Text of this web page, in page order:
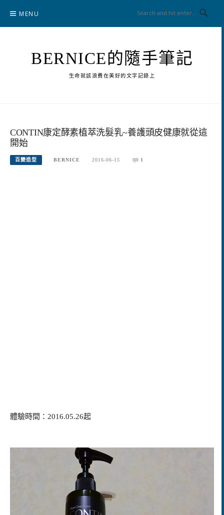
content
MENU
BERNICE的隨手筆記
生命就該浪費在美好的文字記錄上
CONTIN康定酵素植萃洗髮乳~養護頭皮健康就從這
開始
百變造型 BERNICE 2016-06-15 1
體驗時間：2016.05.26起